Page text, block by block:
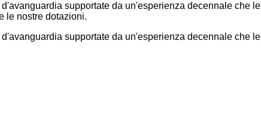
supportate da un'esperienza decennale che le
le nostre dotazioni.
supportate da un'esperienza decennale che le